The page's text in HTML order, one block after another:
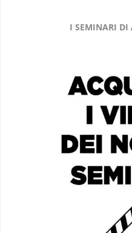
I SEMINARI DI